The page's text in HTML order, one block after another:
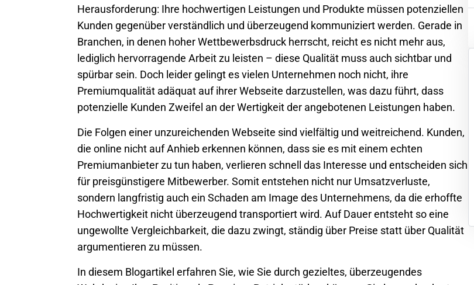
Herausforderung: Ihre hochwertigen Leistungen und Produkte müssen potenziellen
Kunden gegenüber verständlich und überzeugend kommuniziert werden. Gerade in
Branchen, in denen hoher Wettbewerbsdruck herrscht, reicht es nicht mehr aus,
lediglich hervorragende Arbeit zu leisten – diese Qualität muss auch sichtbar und
spürbar sein. Doch leider gelingt es vielen Unternehmen noch nicht, ihre
Premiumqualität adäquat auf ihrer Webseite darzustellen, was dazu führt, dass
potenzielle Kunden Zweifel an der Wertigkeit der angebotenen Leistungen haben.
Die Folgen einer unzureichenden Webseite sind vielfältig und weitreichend. Kunden,
die online nicht auf Anhieb erkennen können, dass sie es mit einem echten
Premiumanbieter zu tun haben, verlieren schnell das Interesse und entscheiden sich
für preisgünstigere Mitbewerber. Somit entstehen nicht nur Umsatzverluste,
sondern langfristig auch ein Schaden am Image des Unternehmens, da die erhoffte
Hochwertigkeit nicht überzeugend transportiert wird. Auf Dauer entsteht so eine
ungewollte Vergleichbarkeit, die dazu zwingt, ständig über Preise statt über Qualität
argumentieren zu müssen.
In diesem Blogartikel erfahren Sie, wie Sie durch gezieltes, überzeugendes